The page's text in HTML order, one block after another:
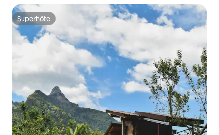
Superhôte
Superhôte